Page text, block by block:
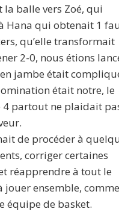
la balle vers Zoé, qui
Hana qui obtenait 1
qu’elle transformait
2-0, nous étions
jambe était
était notre, le
4 partout ne plaidait
de procéder à
corriger certaines
réapprendre à tout le
jouer ensemble, comme
équipe de basket.